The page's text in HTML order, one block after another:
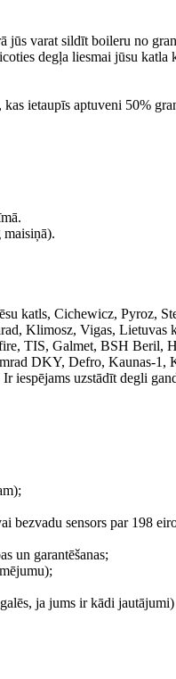
jūs varat sildīt boileru no
degļa liesmai jūsu katla
ietaupīs aptuveni 50%
maisiņā).
katls, Cichewicz, Pyroz,
Klimosz, Vigas, Lietuvas
TIS, Galmet, BSH Beril,
DKY, Defro, Kaunas-1,
iespējams uzstādīt degli
bezvadu sensors par 198
un garantēšanas;
ja jums ir kādi